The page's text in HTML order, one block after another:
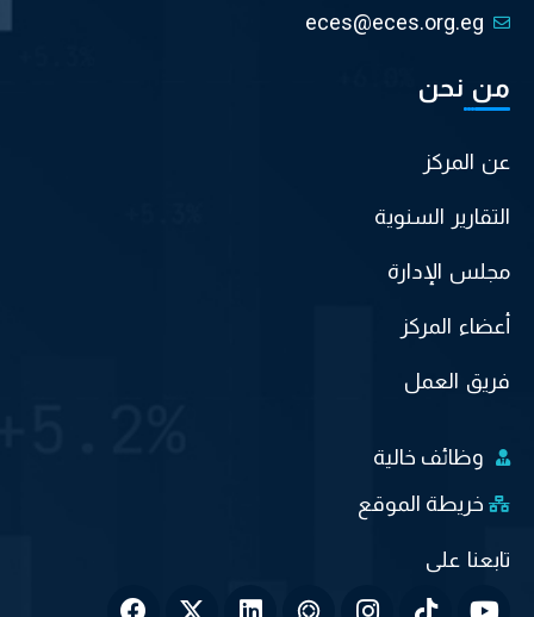
eces@eces.org.eg
من نحن
عن المركز
التقارير السنوية
مجلس الإدارة
أعضاء المركز
فريق العمل
وظائف خالية
خريطة الموقع